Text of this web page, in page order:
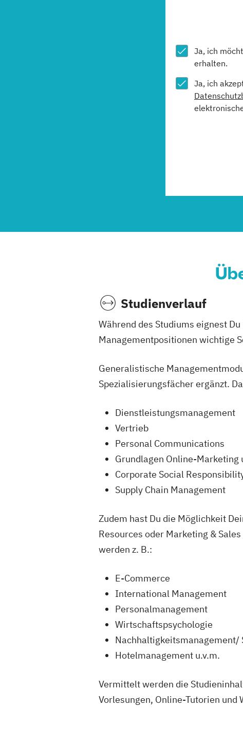
Ja, ich
erhalten.
Ja, ich
Studienverlauf
Während des Studiums eignest
Managementpositionen wichtige
Generalistische
Spezialisierungsfächer ergänzt.
Dienstleistungsmanagement
Vertrieb
Personal Communications
Grundlagen Online-Marketing
Corporate Social
Supply Chain Management
Zudem hast Du die Möglichkeit
Resources oder Marketing &
werden z. B.:
E-Commerce
International Management
Personalmanagement
Wirtschaftspsychologie
Nachhaltigkeitsmanagement/
Hotelmanagement u.v.m.
Vermittelt werden die
Vorlesungen, Online-Tutorien und